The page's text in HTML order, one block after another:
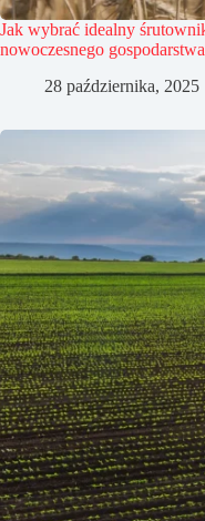
Jak wybrać idealny
nowoczesnego gospodarstwa
28 października, 2025